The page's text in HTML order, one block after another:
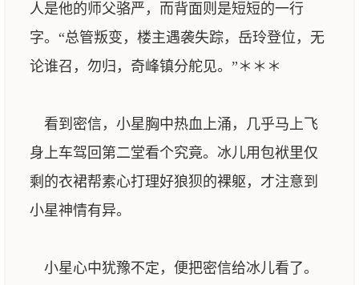
人是他的师父骆严，而背面则是短短的一行
字。“总管叛变，楼主遇袭失踪，岳玲登位，无
论谁召，勿归，奇峰镇分舵见。”＊＊＊
看到密信，小星胸中热血上涌，几乎马上飞
身上车驾回第二堂看个究竟。冰儿用包袱里仅
剩的衣裙帮素心打理好狼狈的裸躯，才注意到
小星神情有异。
小星心中犹豫不定，便把密信给冰儿看了。